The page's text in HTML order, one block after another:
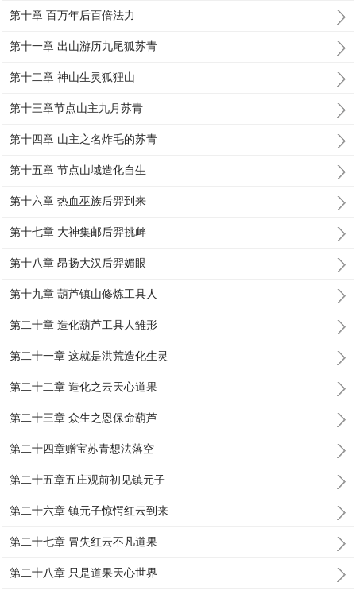
第十章 百万年后百倍法力
第十一章 出山游历九尾狐苏青
第十二章 神山生灵狐狸山
第十三章节点山主九月苏青
第十四章 山主之名炸毛的苏青
第十五章 节点山域造化自生
第十六章 热血巫族后羿到来
第十七章 大神集邮后羿挑衅
第十八章 昂扬大汉后羿媚眼
第十九章 葫芦镇山修炼工具人
第二十章 造化葫芦工具人雏形
第二十一章 这就是洪荒造化生灵
第二十二章 造化之云天心道果
第二十三章 众生之恩保命葫芦
第二十四章赠宝苏青想法落空
第二十五章五庄观前初见镇元子
第二十六章 镇元子惊愕红云到来
第二十七章 冒失红云不凡道果
第二十八章 只是道果天心世界